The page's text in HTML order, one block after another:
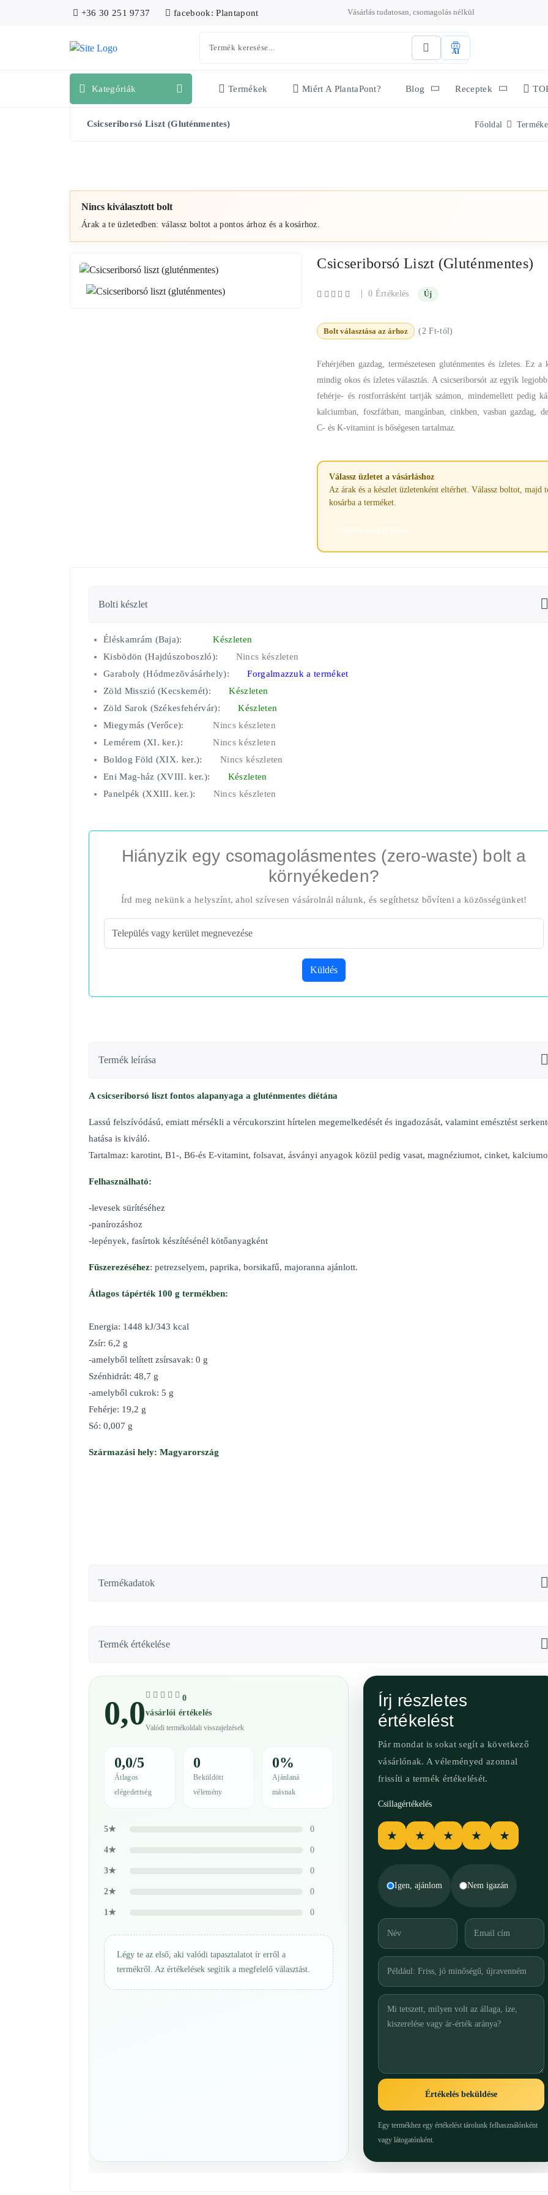
+36 30 251 9737 facebook: Plantapont Vásárlás tudatosan, csomagolás nélkül
AI
Kategóriák Termékek Miért A PlantaPont? Blog Receptek
Csicseriborsó Liszt (gluténmentes) Főoldal
Nincs kiválasztott bolt
Árak a te üzletedben: válassz boltot a pontos árhoz és a kosárhoz.
Csicseriborsó Liszt (gluténmentes)
|0 Értékelés Új
Bolt választása az árhoz (2 Ft-tól)
Fehérjében gazdag, természetesen gluténmentes és ízletes. Ez a
mindig okos és ízletes választás. A csicseriborsót az egyik
fehérje- és rostforrásként tartják számon, mindemellett pedig
kalciumban, foszfátban, mangánban, cinkben, vasban gazdag,
C- és K-vitamint is bőségesen tartalmaz.
Válassz üzletet a vásárláshoz
Az árak és a készlet üzletenként eltérhet. Válassz boltot, majd
kosárba a terméket.
Üzletek megnyitása
Bolti készlet
Éléskamrám (Baja):
Készleten
Kisbödön (Hajdúszoboszló):
Nincs készleten
Garaboly (Hódmezõvásárhely):
Forgalmazzuk a terméket
Zöld Misszió (Kecskemét):
Készleten
Zöld Sarok (Székesfehérvár):
Készleten
Miegymás (Verőce):
Nincs készleten
Lemérem (XI. ker.):
Nincs készleten
Boldog Föld (XIX. ker.):
Nincs készleten
Eni Mag-ház (XVIII. ker.):
Készleten
Panelpék (XXIII. ker.):
Nincs készleten
Hiányzik egy csomagolásmentes (zero-waste) bolt a
környékeden?
Írd meg nekünk a helyszínt, ahol szívesen vásárolnál nálunk, és segíthetsz bővíteni a közösségünket!
Küldés
Termék leírása
A csicseriborsó liszt fontos alapanyaga a gluténmentes diétána
Lassú felszívódású, emiatt mérsékli a vércukorszint hírtelen megemelkedését és ingadozását, valamint emésztést
hatása is kiváló.
Tartalmaz: karotint, B1-, B6-és E-vitamint, folsavat, ásványi anyagok közül pedig vasat, magnéziumot, cinket,
Felhasználható:
-levesek sürítéséhez
-panírozáshoz
-lepények, fasírtok készítésénél kötőanyagként
Fűszerezéséhez: petrezselyem, paprika, borsikafű, majoranna ajánlott.
Átlagos tápérték 100 g termékben:
Energia: 1448 kJ/343 kcal
Zsír: 6,2 g
-amelyből telített zsírsavak: 0 g
Szénhidrát: 48,7 g
-amelyből cukrok: 5 g
Fehérje: 19,2 g
Só: 0,007 g
Származási hely: Magyarország
Termékadatok
Termék értékelése
0,0
0
vásárlói értékelés
Valódi termékoldali visszajelzések
0,0/5
Átlagos
elégedettség
0
Beküldött
vélemény
0%
Ajánlaná
másnak
5★ 0
4★ 0
3★ 0
2★ 0
1★ 0
Légy te az első, aki valódi tapasztalatot ír erről a
termékről. Az értékelések segítik a megfelelő választást.
Írj részletes
értékelést
Pár mondat is sokat segít a következő
vásárlónak. A véleményed azonnal
frissíti a termék értékelését.
Csillagértékelés
★ ★ ★ ★ ★
Igen, ajánlom Nem igazán
Értékelés beküldése
Egy termékhez egy értékelést tárolunk felhasználónként
vagy látogatónként.